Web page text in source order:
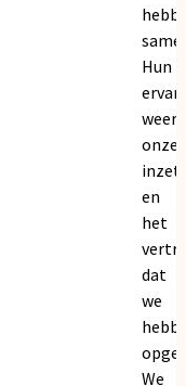
Hun
onze
inzet
en
het
dat
we
We